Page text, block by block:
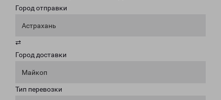
Город отправки
Астрахань
⇄
Город доставки
Майкоп
Тип перевозки